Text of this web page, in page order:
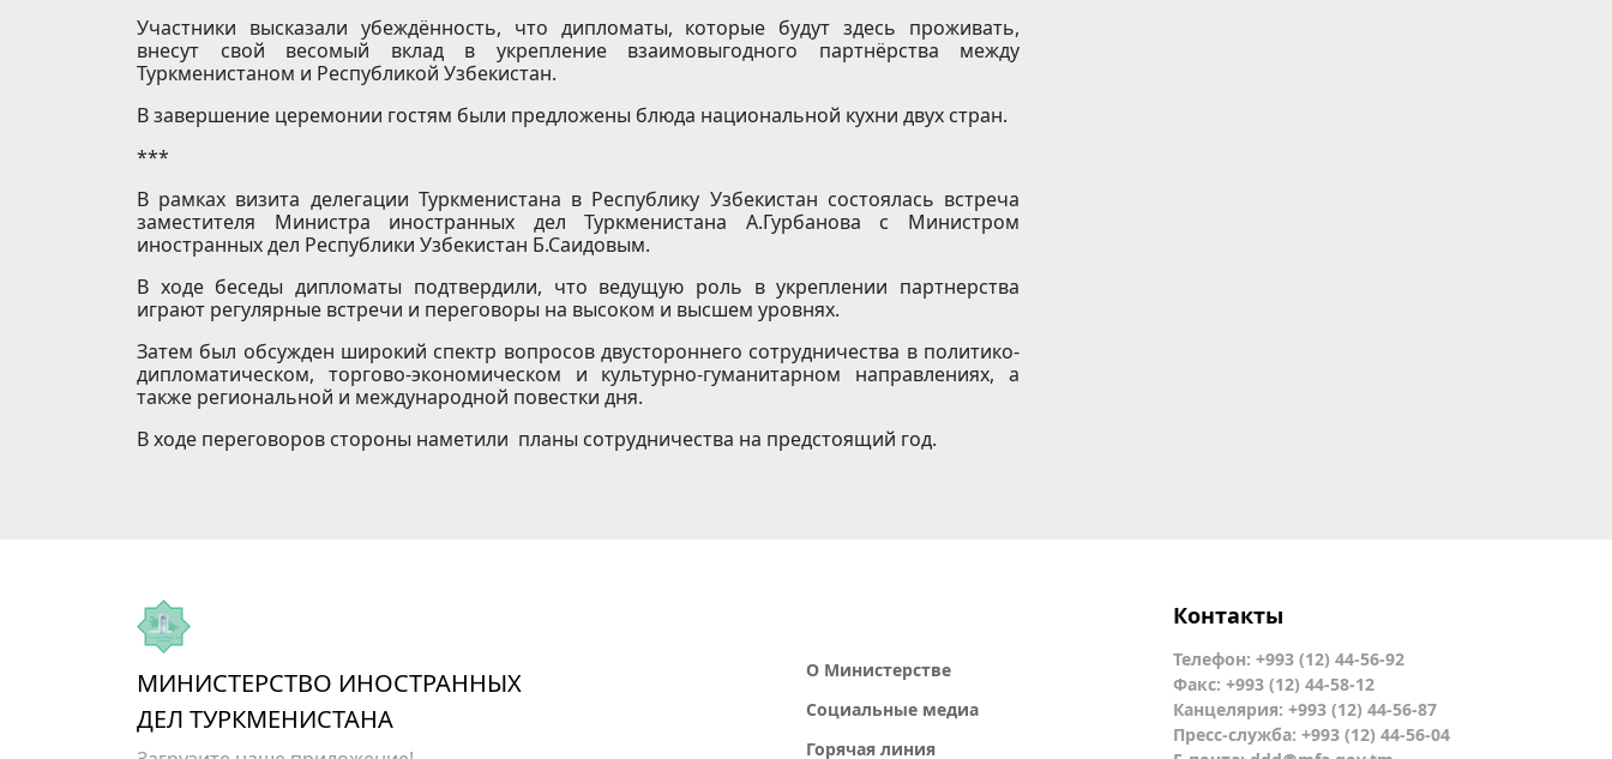
Участники высказали убеждённость, что дипломаты, которые будут здесь проживать,
внесут свой весомый вклад в укрепление взаимовыгодного партнёрства между
Туркменистаном и Республикой Узбекистан.
В завершение церемонии гостям были предложены блюда национальной кухни двух стран.
***
В рамках визита делегации Туркменистана в Республику Узбекистан состоялась встреча
заместителя Министра иностранных дел Туркменистана А.Гурбанова с Министром
иностранных дел Республики Узбекистан Б.Саидовым.
В ходе беседы дипломаты подтвердили, что ведущую роль в укреплении партнерства
играют регулярные встречи и переговоры на высоком и высшем уровнях.
Затем был обсужден широкий спектр вопросов двустороннего сотрудничества в политико-
дипломатическом, торгово-экономическом и культурно-гуманитарном направлениях, а
также региональной и международной повестки дня.
В ходе переговоров стороны наметили планы сотрудничества на предстоящий год.
МИНИСТЕРСТВО ИНОСТРАННЫХ
ДЕЛ ТУРКМЕНИСТАНА
О Министерстве
Социальные медиа
Горячая линия
Контакты
Телефон: +993 (12) 44-56-92
Факс: +993 (12) 44-58-12
Канцелярия: +993 (12) 44-56-87
Пресс-служба: +993 (12) 44-56-04